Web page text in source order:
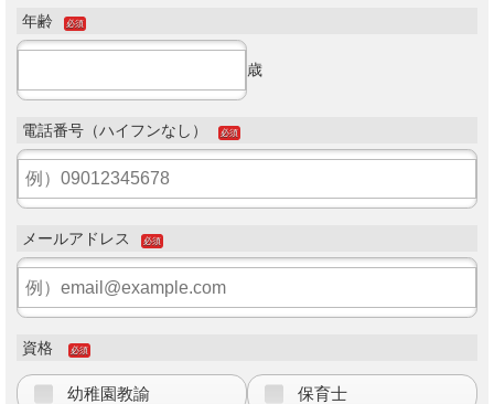
年齢 必須
歳
電話番号（ハイフンなし） 必須
メールアドレス 必須
資格 必須
幼稚園教諭 保育士